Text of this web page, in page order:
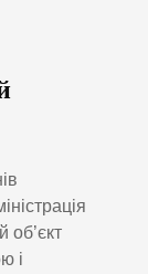
об’єкт
і